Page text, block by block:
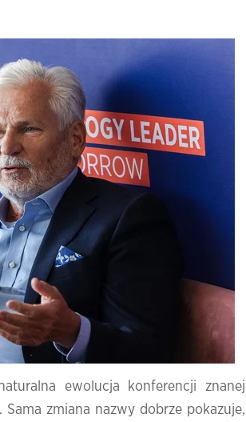
ewolucja konferencji znanej
zmiana nazwy dobrze pokazuje,